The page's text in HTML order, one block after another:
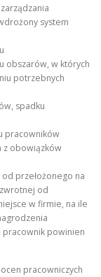
system
obszarów, w których
potrzebnych
spadku
pracowników
z obowiązków
przełożonego na
od
w firmie, na ile
pracownik powinien
pracowniczych